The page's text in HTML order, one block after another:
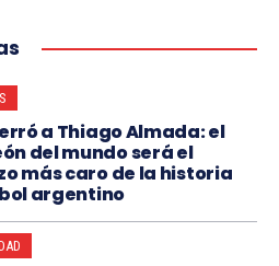
a Thiago Almada: el
del mundo será el
más caro de la historia
argentino